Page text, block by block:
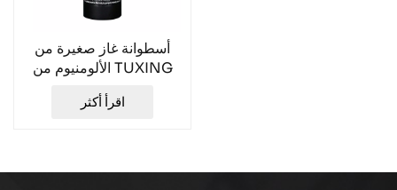
أسطوانة غاز صغيرة من
الألومنيوم من TUXING
اقرأ أكثر